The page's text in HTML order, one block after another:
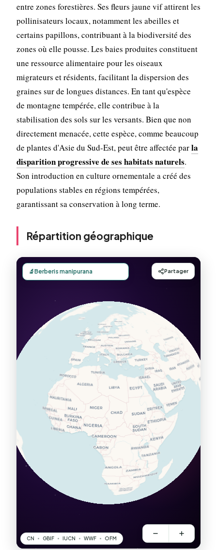
entre zones forestières. Ses fleurs jaune vif attirent les
pollinisateurs locaux, notamment les abeilles et
certains papillons, contribuant à la biodiversité des
zones où elle pousse. Les baies produites constituent
une ressource alimentaire pour les oiseaux
migrateurs et résidents, facilitant la dispersion des
graines sur de longues distances. En tant qu'espèce
de montagne tempérée, elle contribue à la
stabilisation des sols sur les versants. Bien que non
directement menacée, cette espèce, comme beaucoup
de plantes d'Asie du Sud-Est, peut être affectée parla
disparition progressive de ses habitats naturels.
Son introduction en culture ornementale a créé des
populations stables en régions tempérées,
garantissant sa conservation à long terme.
Répartition géographique